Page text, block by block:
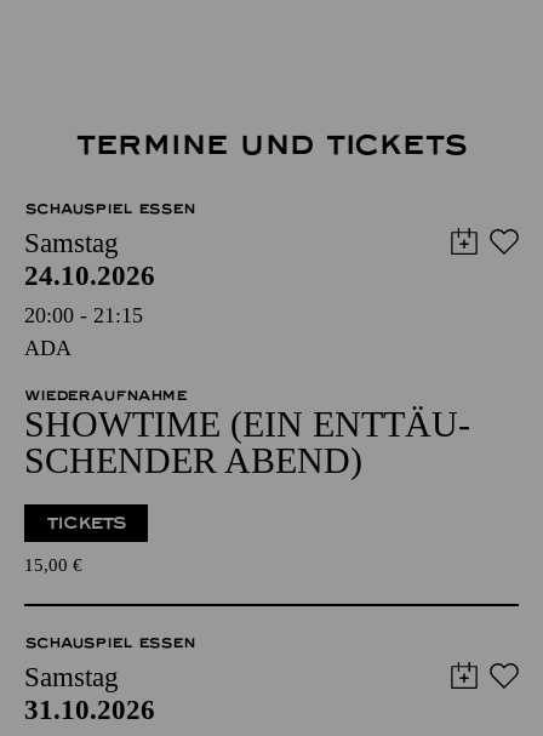
TERMINE UND TICKETS
SCHAUSPIEL ESSEN
Samstag
24.10.2026
20:00 - 21:15
ADA
WIEDERAUFNAHME
SHOW­TIME (EIN ENT­TÄU­
SCHEN­DER ABEND)
TICKETS
15,00 €
SCHAUSPIEL ESSEN
Samstag
31.10.2026